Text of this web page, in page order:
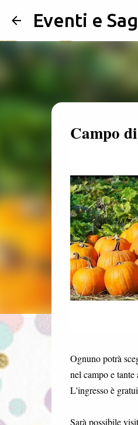
Eventi e
Campo
Ognuno potrà
nel campo e tante
L'ingresso è
Sarà possibile